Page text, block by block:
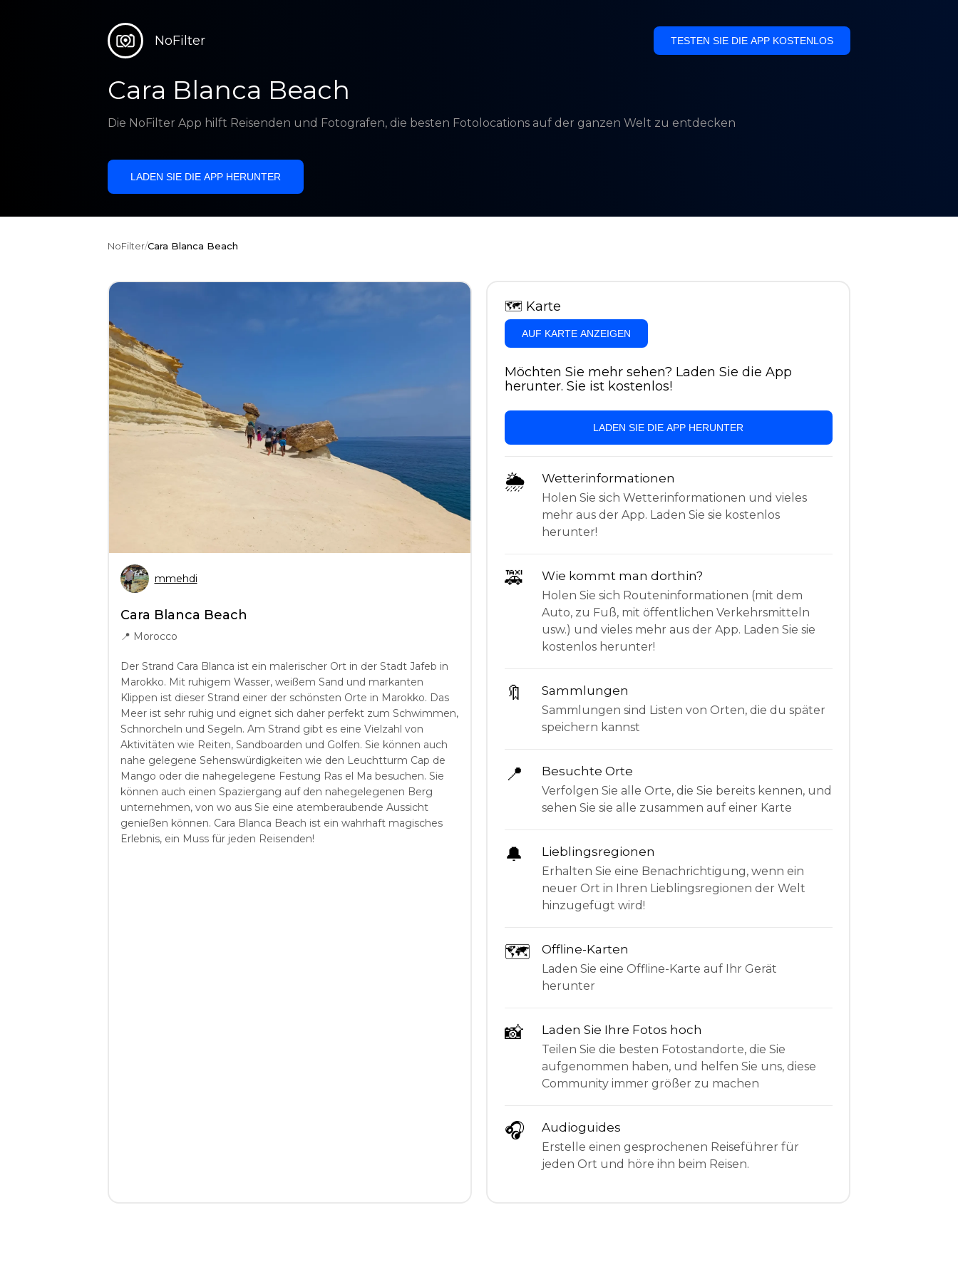
NoFilter TESTEN SIE DIE APP KOSTENLOS
Cara Blanca Beach
Die NoFilter App hilft Reisenden und Fotografen, die besten Fotolocations auf der ganzen Welt zu entdecken
LADEN SIE DIE APP HERUNTER
NoFilter/Cara Blanca Beach
mmehdi
Cara Blanca Beach
📍 Morocco
Der Strand Cara Blanca ist ein malerischer Ort in der Stadt Jafeb in
Marokko. Mit ruhigem Wasser, weißem Sand und markanten
Klippen ist dieser Strand einer der schönsten Orte in Marokko. Das
Meer ist sehr ruhig und eignet sich daher perfekt zum Schwimmen,
Schnorcheln und Segeln. Am Strand gibt es eine Vielzahl von
Aktivitäten wie Reiten, Sandboarden und Golfen. Sie können auch
nahe gelegene Sehenswürdigkeiten wie den Leuchtturm Cap de
Mango oder die nahegelegene Festung Ras el Ma besuchen. Sie
können auch einen Spaziergang auf den nahegelegenen Berg
unternehmen, von wo aus Sie eine atemberaubende Aussicht
genießen können. Cara Blanca Beach ist ein wahrhaft magisches
Erlebnis, ein Muss für jeden Reisenden!
🗺 Karte
AUF KARTE ANZEIGEN
Möchten Sie mehr sehen? Laden Sie die App
herunter. Sie ist kostenlos!
LADEN SIE DIE APP HERUNTER
🌦 Wetterinformationen
Holen Sie sich Wetterinformationen und vieles
mehr aus der App. Laden Sie sie kostenlos
herunter!
🚕 Wie kommt man dorthin?
Holen Sie sich Routeninformationen (mit dem
Auto, zu Fuß, mit öffentlichen Verkehrsmitteln
usw.) und vieles mehr aus der App. Laden Sie sie
kostenlos herunter!
🔖 Sammlungen
Sammlungen sind Listen von Orten, die du später
speichern kannst
📍 Besuchte Orte
Verfolgen Sie alle Orte, die Sie bereits kennen, und
sehen Sie sie alle zusammen auf einer Karte
🔔 Lieblingsregionen
Erhalten Sie eine Benachrichtigung, wenn ein
neuer Ort in Ihren Lieblingsregionen der Welt
hinzugefügt wird!
🗺 Offline-Karten
Laden Sie eine Offline-Karte auf Ihr Gerät
herunter
📸 Laden Sie Ihre Fotos hoch
Teilen Sie die besten Fotostandorte, die Sie
aufgenommen haben, und helfen Sie uns, diese
Community immer größer zu machen
🎧 Audioguides
Erstelle einen gesprochenen Reiseführer für
jeden Ort und höre ihn beim Reisen.